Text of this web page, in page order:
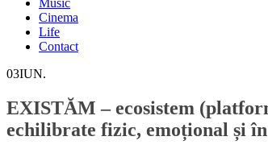
Music
Cinema
Life
Contact
03IUN.
EXISTĂM – ecosistem
echilibrate fizic, emoțional și